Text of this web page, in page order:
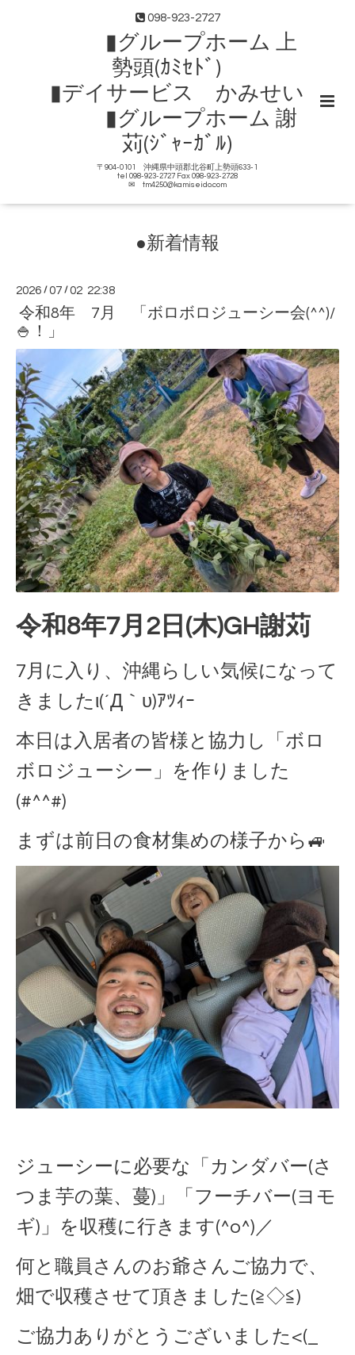
098-923-2727
▮グループホーム 上
勢頭(ｶﾐｾﾄﾞ)
▮デイサービス かみせい
▮グループホーム 謝
苅(ｼﾞｬｰｶﾞﾙ)
〒904-0101 沖縄県中頭郡北谷町上勢頭633-1
tel 098-923-2727 Fax 098-923-2728
✉ tm4250@kamiseido.com
●新着情報
2026 /07 /02 22:38
令和8年 7月 「ボロボロジューシー会(^^)/
🍚！」
令和8年7月2日(木)GH謝苅
7月に入り、沖縄らしい気候になって
きましたι(´Д｀υ)ｱﾂｨｰ
本日は入居者の皆様と協力し「ボロ
ボロジューシー」を作りました
(#^^#)
まずは前日の食材集めの様子から🚙
ジューシーに必要な「カンダバー(さ
つま芋の葉、蔓)」「フーチバー(ヨモ
ギ)」を収穫に行きます(^o^)／
何と職員さんのお爺さんご協力で、
畑で収穫させて頂きました(≧◇≦)
ご協力ありがとうございました<(_